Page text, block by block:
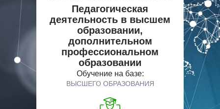
Педагогическая
деятельность в высшем
образовании,
дополнительном
профессиональном
образовании
Обучение на базе:
ВЫСШЕГО ОБРАЗОВАНИЯ